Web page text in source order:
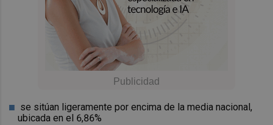
se sitúan ligeramente por encima de la media nacional,
ubicada en el 6,86%